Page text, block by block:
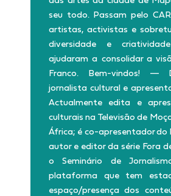
seu todo. Passam pelo
artistas, activistas e
diversidade e
ajudaram a consolidar a
Franco. Bem-vindos! —
jornalista cultural e
Actualmente edita e
culturais na Televisão de
África; é co-apresentador do
autor e editor da série Fora
o Seminário de
plataforma que tem
espaço/presença dos